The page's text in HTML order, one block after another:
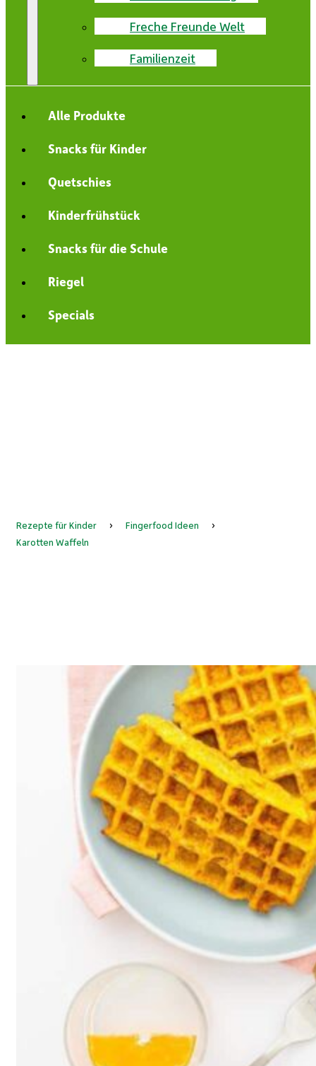
Freche Freunde Welt
Familienzeit
Alle Produkte
Snacks für Kinder
Quetschies
Kinderfrühstück
Snacks für die Schule
Riegel
Specials
Rezepte für Kinder › Fingerfood Ideen
›
Karotten Waffeln